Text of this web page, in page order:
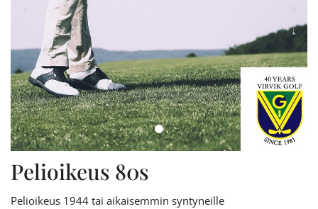
Pelioikeus 80s
Pelioikeus 1944 tai aikaisemmin syntyneille